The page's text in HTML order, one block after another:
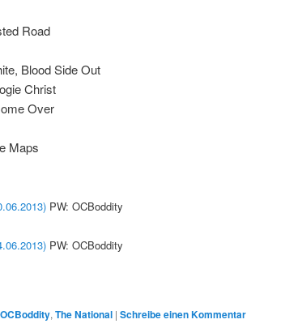
Road
Blood Side Out
Christ
Over
Maps
PW: OCBoddity
PW: OCBoddity
OCBoddity, The National | Schreibe einen Kommentar